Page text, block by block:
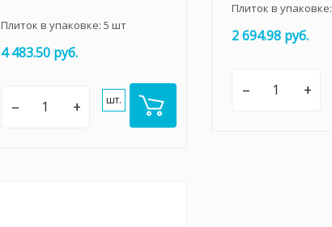
Плиток в упаковке: 5 шт
4 483.50 руб.
– + шт.
Плиток в упаковке:
2 694.98 руб.
– +